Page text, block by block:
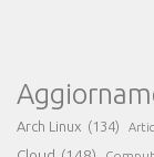
Arch Linux (134)